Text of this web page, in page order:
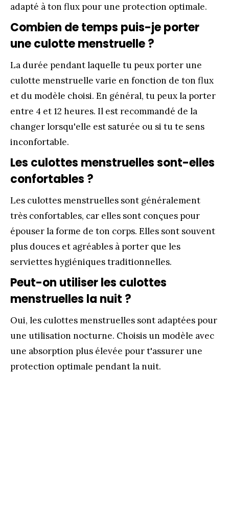
adapté à ton flux pour une protection optimale.
Combien de temps puis-je porter
une culotte menstruelle ?
La durée pendant laquelle tu peux porter une
culotte menstruelle varie en fonction de ton flux
et du modèle choisi. En général, tu peux la porter
entre 4 et 12 heures. Il est recommandé de la
changer lorsqu'elle est saturée ou si tu te sens
inconfortable.
Les culottes menstruelles sont-elles
confortables ?
Les culottes menstruelles sont généralement
très confortables, car elles sont conçues pour
épouser la forme de ton corps. Elles sont souvent
plus douces et agréables à porter que les
serviettes hygiéniques traditionnelles.
Peut-on utiliser les culottes
menstruelles la nuit ?
Oui, les culottes menstruelles sont adaptées pour
une utilisation nocturne. Choisis un modèle avec
une absorption plus élevée pour t'assurer une
protection optimale pendant la nuit.